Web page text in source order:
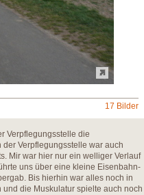
17 Bilder
Verpflegungsstelle die
Verpflegungsstelle war auch
Mir war hier nur ein welliger Verlauf
uns über eine kleine Eisenbahn-
Bis hierhin war alles noch in
die Muskulatur spielte auch noch